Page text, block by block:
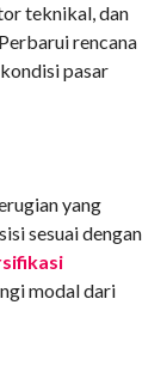
teknikal, dan
rencana
pasar
yang
sesuai dengan
modal dari